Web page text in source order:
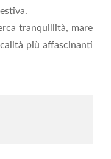
tranquillità, mare
più affascinanti